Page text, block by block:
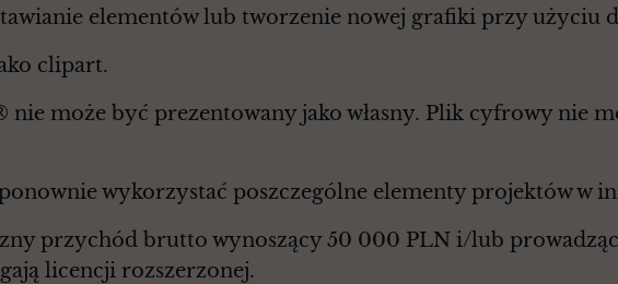
elementów lub tworzenie nowej grafiki przy użyciu
clipart.
może być prezentowany jako własny. Plik cyfrowy nie
wykorzystać poszczególne elementy projektów w
przychód brutto wynoszący 50 000 PLN i/lub
licencji rozszerzonej.